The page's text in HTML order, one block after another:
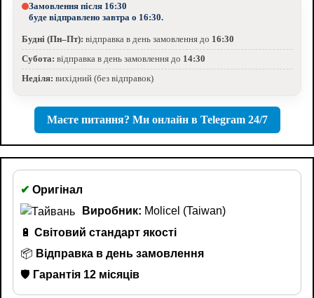
Замовлення після 16:30
буде відправлено завтра о 16:30.
Будні (Пн–Пт): відправка в день замовлення до 16:30
Субота: відправка в день замовлення до 14:30
Неділя: вихідний (без відправок)
Маєте питання? Ми онлайн в Telegram 24/7
✔ Оригінал
Виробник: Molicel (Taiwan)
🔋 Світовий стандарт якості
📦 Відправка в день замовлення
🛡️ Гарантія 12 місяців